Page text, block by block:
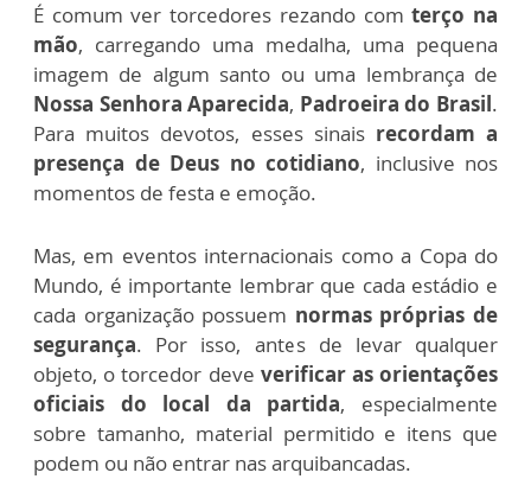
É comum ver torcedores rezando comterço na
mão, carregando uma medalha, uma pequena
imagem de algum santo ou uma lembrança de
Nossa Senhora Aparecida, Padroeira do Brasil.
Para muitos devotos, esses sinais recordam a
presença de Deus no cotidiano, inclusive nos
momentos de festa e emoção.
Mas, em eventos internacionais como a Copa do
Mundo, é importante lembrar que cada estádio e
cada organização possuem normas próprias de
segurança. Por isso, antes de levar qualquer
objeto, o torcedor deve verificar as orientações
oficiais do local da partida, especialmente
sobre tamanho, material permitido e itens que
podem ou não entrar nas arquibancadas.